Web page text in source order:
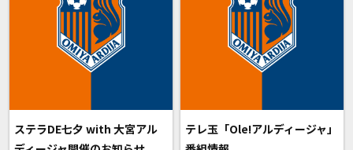
ステラDE七夕 with 大宮アル
テレ玉「Ole!アルディージャ」